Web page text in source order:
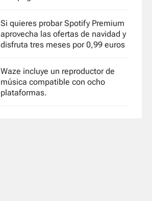
Si quieres probar Spotify Premium
aprovecha las ofertas de navidad y
disfruta tres meses por 0,99 euros
Waze incluye un reproductor de
música compatible con ocho
plataformas.